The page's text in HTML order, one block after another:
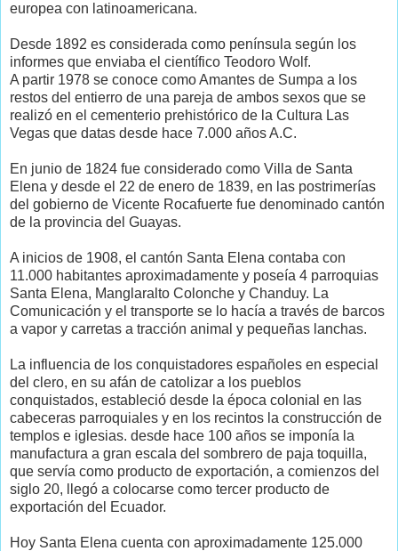
europea con latinoamericana.
Desde 1892 es considerada como península según los
informes que enviaba el científico Teodoro Wolf.
A partir 1978 se conoce como Amantes de Sumpa a los
restos del entierro de una pareja de ambos sexos que se
realizó en el cementerio prehistórico de la Cultura Las
Vegas que datas desde hace 7.000 años A.C.
En junio de 1824 fue considerado como Villa de Santa
Elena y desde el 22 de enero de 1839, en las postrimerías
del gobierno de Vicente Rocafuerte fue denominado cantón
de la provincia del Guayas.
A inicios de 1908, el cantón Santa Elena contaba con
11.000 habitantes aproximadamente y poseía 4 parroquias
Santa Elena, Manglaralto Colonche y Chanduy. La
Comunicación y el transporte se lo hacía a través de barcos
a vapor y carretas a tracción animal y pequeñas lanchas.
La influencia de los conquistadores españoles en especial
del clero, en su afán de catolizar a los pueblos
conquistados, estableció desde la época colonial en las
cabeceras parroquiales y en los recintos la construcción de
templos e iglesias. desde hace 100 años se imponía la
manufactura a gran escala del sombrero de paja toquilla,
que servía como producto de exportación, a comienzos del
siglo 20, llegó a colocarse como tercer producto de
exportación del Ecuador.
Hoy Santa Elena cuenta con aproximadamente 125.000